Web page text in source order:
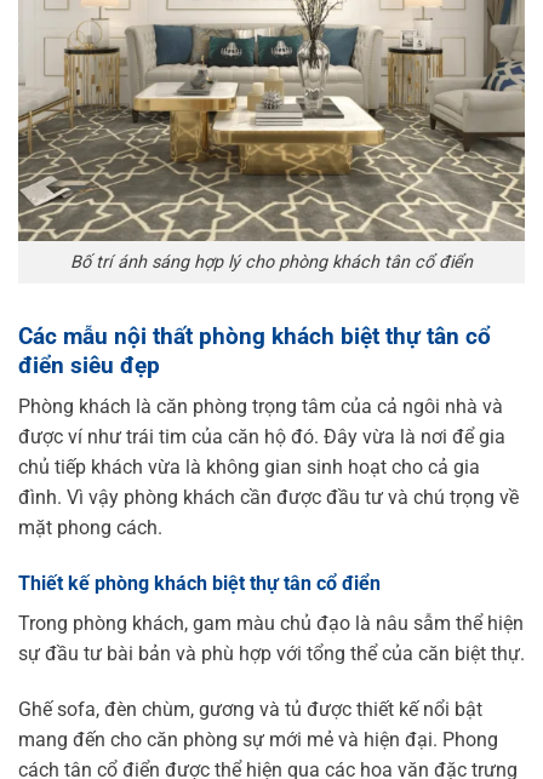
Bố trí ánh sáng hợp lý cho phòng khách tân cổ điển
Các mẫu nội thất phòng khách biệt thự tân cổ
điển siêu đẹp
Phòng khách là căn phòng trọng tâm của cả ngôi nhà và
được ví như trái tim của căn hộ đó. Đây vừa là nơi để gia
chủ tiếp khách vừa là không gian sinh hoạt cho cả gia
đình. Vì vậy phòng khách cần được đầu tư và chú trọng về
mặt phong cách.
Thiết kế phòng khách biệt thự tân cổ điển
Trong phòng khách, gam màu chủ đạo là nâu sẫm thể hiện
sự đầu tư bài bản và phù hợp với tổng thể của căn biệt thự.
Ghế sofa, đèn chùm, gương và tủ được thiết kế nổi bật
mang đến cho căn phòng sự mới mẻ và hiện đại. Phong
cách tân cổ điển được thể hiện qua các hoa văn đặc trưng